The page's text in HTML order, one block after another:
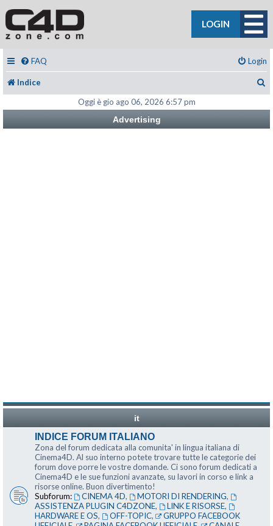
LOGIN
FAQ Login
Indice
Oggi è gio ago 06, 2026 6:57 pm
Advertising
it
INDICE FORUM ITALIANO
Zona del forum dedicata alla comunita' in lingua italiana di
Cinema4D. Al suo interno potete trovare tutte le categorie dei
forum dove porre le vostre domande. Ci sono forum dedicati a
Cinema4D e le sue funzioni avanzate, su lavori in corso e link a
risorse online. Buon divertimento!
Subforum:
CINEMA 4D, MOTORI DI RENDERING,
ASSISTENZA PLUGIN C4DZONE, LINK E RISORSE,
HARDWARE E OS, OFF-TOPIC,
GRUPPO FACEBOOK